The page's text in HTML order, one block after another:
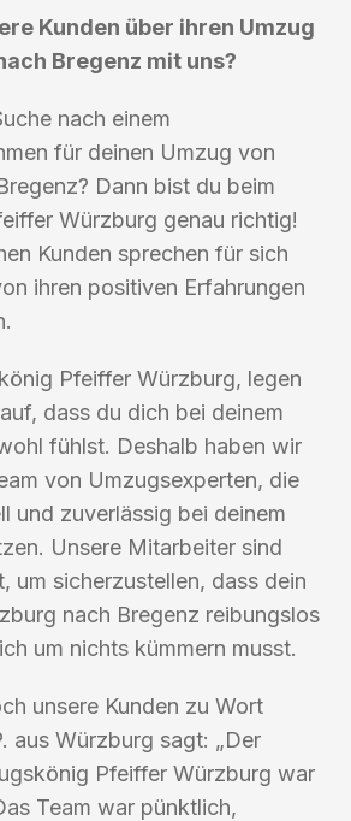
Kunden über ihren Umzug
Bregenz mit uns?
nach einem
für deinen Umzug von
Dann bist du beim
Würzburg genau richtig!
Kunden sprechen für sich
ihren positiven Erfahrungen
Pfeiffer Würzburg, legen
dass du dich bei deinem
fühlst. Deshalb haben wir
von Umzugsexperten, die
und zuverlässig bei deinem
Unsere Mitarbeiter sind
um sicherzustellen, dass dein
nach Bregenz reibungslos
um nichts kümmern musst.
unsere Kunden zu Wort
aus Würzburg sagt: „Der
Pfeiffer Würzburg war
Team war pünktlich,